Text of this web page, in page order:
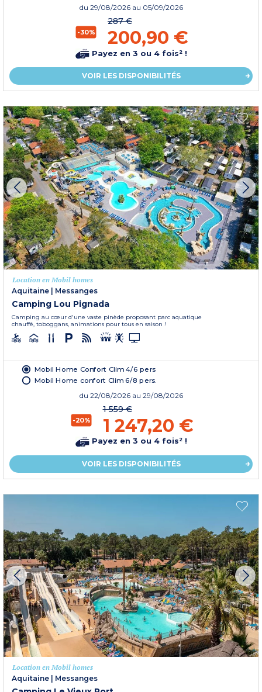
du 29/08/2026 au 05/09/2026
-30%
287 €
200,90 €
Payez en 3 ou 4 fois² !
VOIR LES DISPONIBILITÉS
Location en Mobil homes
Aquitaine | Messanges
Camping Lou Pignada
Camping au cœur d'une vaste pinède proposant parc aquatique
chauffé, toboggans, animations pour tous en saison !
Mobil Home Confort Clim 4/6 pers
Mobil Home confort Clim 6/8 pers.
du 22/08/2026 au 29/08/2026
-20%
1 559 €
1 247,20 €
Payez en 3 ou 4 fois² !
VOIR LES DISPONIBILITÉS
Location en Mobil homes
Aquitaine | Messanges